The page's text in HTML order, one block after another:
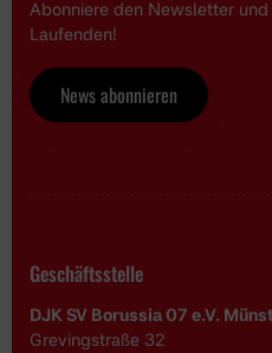
Abonniere den Newsletter
Laufenden!
News abonnieren
Geschäftsstelle
DJK SV Borussia 07 e.V.
Grevingstraße 32